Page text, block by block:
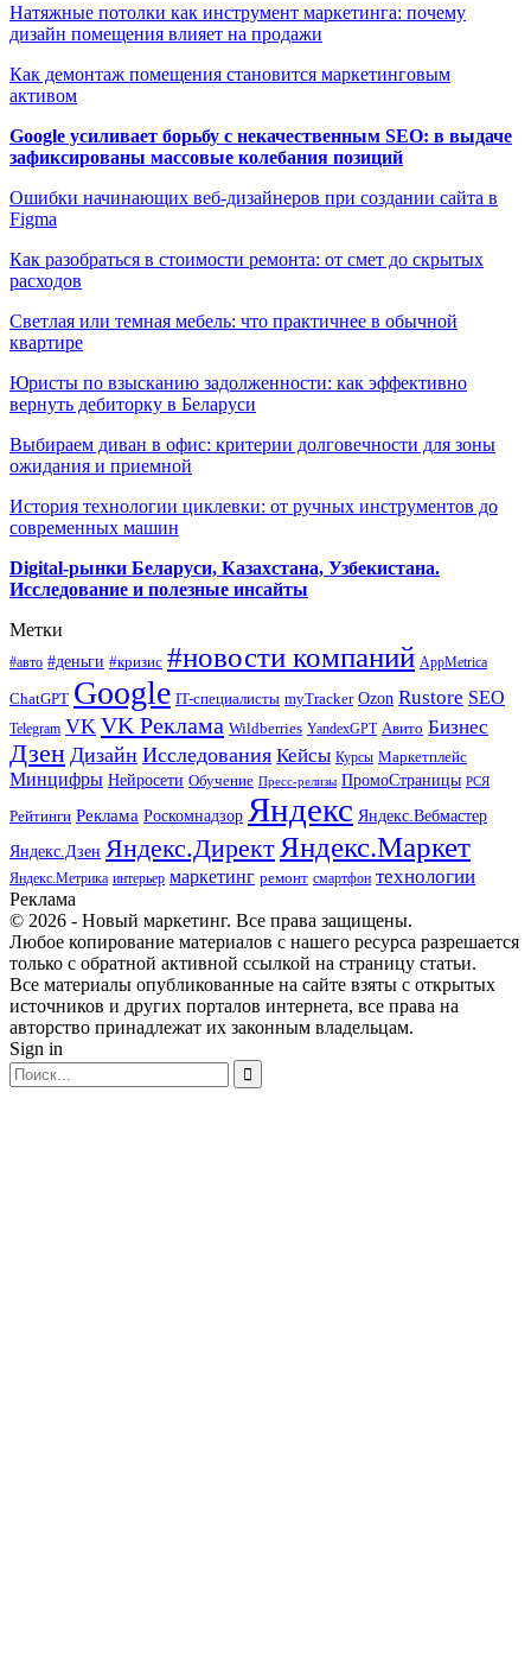
Натяжные потолки как инструмент маркетинга: почему
дизайн помещения влияет на продажи
Как демонтаж помещения становится маркетинговым
активом
Google усиливает борьбу с некачественным SEO: в выдаче
зафиксированы массовые колебания позиций
Ошибки начинающих веб-дизайнеров при создании сайта в
Figma
Как разобраться в стоимости ремонта: от смет до скрытых
расходов
Светлая или темная мебель: что практичнее в обычной
квартире
Юристы по взысканию задолженности: как эффективно
вернуть дебиторку в Беларуси
Выбираем диван в офис: критерии долговечности для зоны
ожидания и приемной
История технологии циклевки: от ручных инструментов до
современных машин
Digital-рынки Беларуси, Казахстана, Узбекистана.
Исследование и полезные инсайты
Метки
#авто #деньги #кризис #новости компаний AppMetrica
ChatGPT Google IT-специалисты myTracker Ozon Rustore SEO
Telegram VK VK Реклама Wildberries YandexGPT Авито Бизнес
Дзен Дизайн Исследования Кейсы Курсы Маркетплейс
Минцифры Нейросети Обучение Пресс-релизы ПромоСтраницы РСЯ
Рейтинги Реклама Роскомнадзор Яндекс Яндекс.Вебмастер
Яндекс.Дзен Яндекс.ДиректЯндекс.Маркет
Яндекс.Метрика интерьер маркетинг ремонт смартфон технологии
Реклама
© 2026 - Новый маркетинг. Все права защищены.
Любое копирование материалов с нашего ресурса разрешается
только с обратной активной ссылкой на страницу статьи.
Все материалы опубликованные на сайте взяты с открытых
источников и других порталов интернета, все права на
авторство принадлежат их законным владельцам.
Sign in